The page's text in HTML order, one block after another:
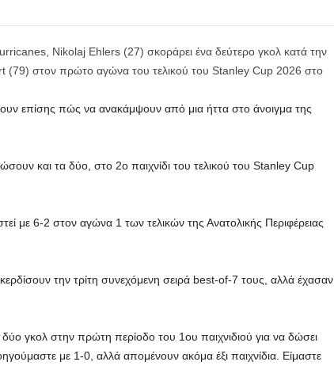
Nikolaj Ehlers (27) σκοράρει ένα δεύτερο γκολ κατά την
(79) στον πρώτο αγώνα του τελικού του Stanley Cup 2026 στο
επίσης πώς να ανακάμψουν από μια ήττα στο άνοιγμα της
και τα δύο, στο 2ο παιχνίδι του τελικού του Stanley Cup
με 6-2 στον αγώνα 1 των τελικών της Ανατολικής Περιφέρειας
την τρίτη συνεχόμενη σειρά best-of-7 τους, αλλά έχασαν
γκολ στην πρώτη περίοδο του 1ου παιχνιδιού για να δώσει
με 1-0, αλλά απομένουν ακόμα έξι παιχνίδια. Είμαστε